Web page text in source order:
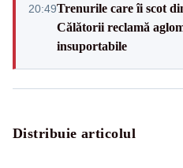
20:49Trenurile care îi scot
Călătorii reclamă
insuportabile
Distribuie articolul